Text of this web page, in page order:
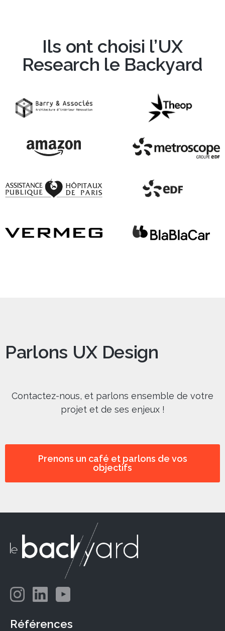
Ils ont choisi l’UX
Research le Backyard
Parlons UX Design
Contactez-nous, et parlons ensemble de votre
projet et de ses enjeux !
Prenons un café et parlons de vos
objectifs
Références